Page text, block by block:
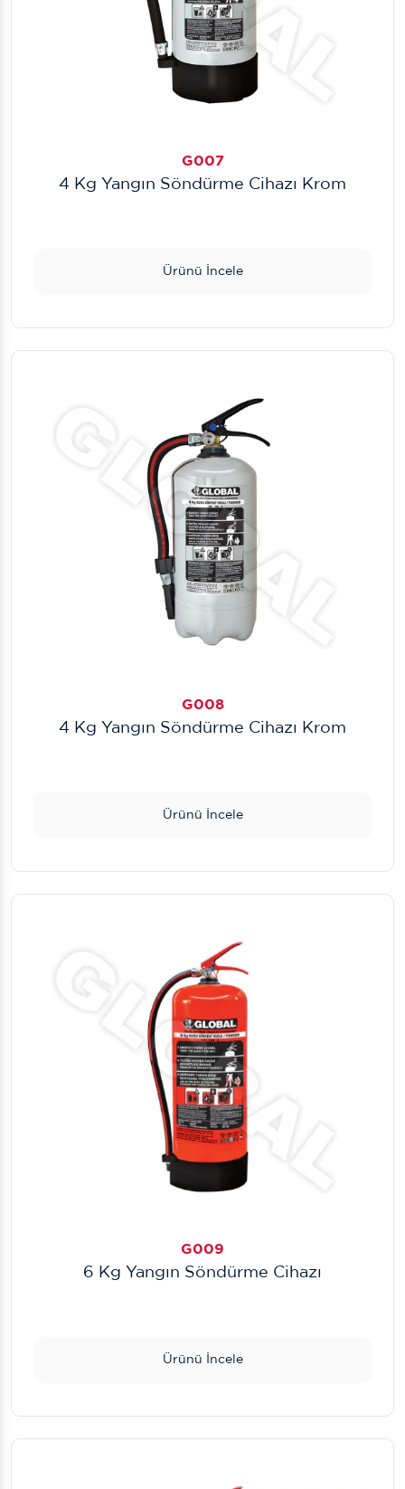
G007
4 Kg Yangın Söndürme Cihazı Krom
Ürünü İncele
G008
4 Kg Yangın Söndürme Cihazı Krom
Ürünü İncele
G009
6 Kg Yangın Söndürme Cihazı
Ürünü İncele